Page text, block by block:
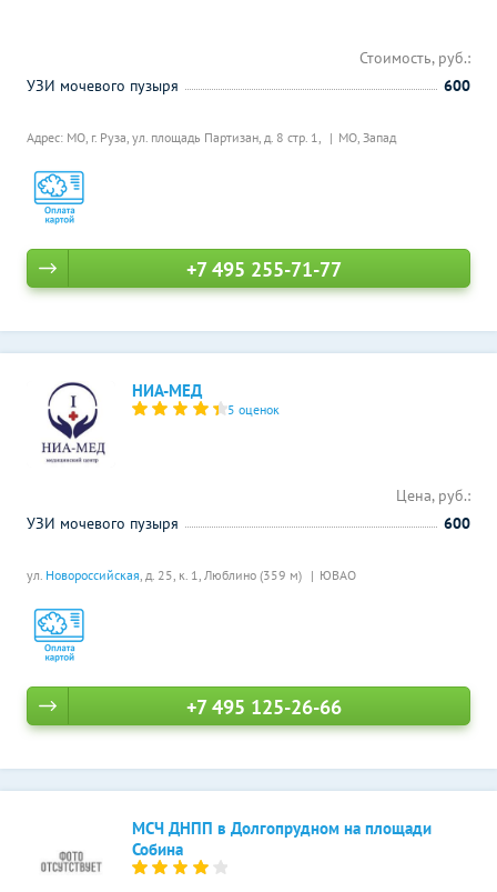
Адрес: МО, г. Руза, ул. площадь Партизан, д. 8 стр. 1, МО, Запад
Стоимость, руб.:
УЗИ мочевого пузыря
600
+7 495 255-71-77
НИА-МЕД
5 оценок
ул. Новороссийская, д. 25, к. 1, Люблино (359 м) ЮВАО
Цена, руб.:
УЗИ мочевого пузыря
600
+7 495 125-26-66
МСЧ ДНПП в Долгопрудном на площади
Собина